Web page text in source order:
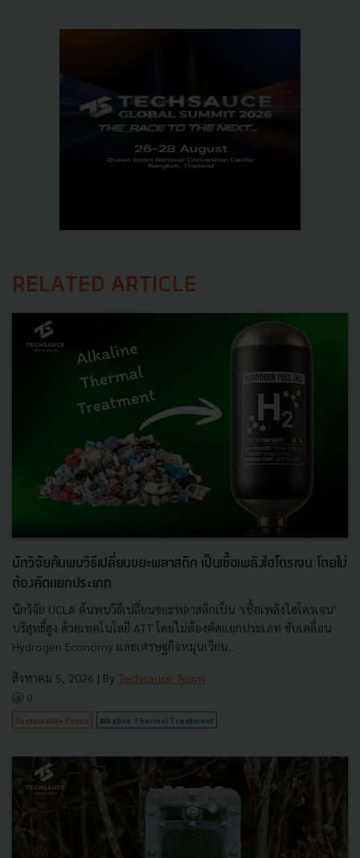
RELATED ARTICLE
นักวิจัยค้นพบวิธีเปลี่ยนขยะพลาสติก เป็นเชื้อเพลิงไฮโดรเจน โดยไม่
ต้องคัดแยกประเภท
นักวิจัย UCLA ค้นพบวิธีเปลี่ยนขยะพลาสติกเป็น ‘เชื้อเพลิงไฮโดรเจน’
บริสุทธิ์สูง ด้วยเทคโนโลยี ATT โดยไม่ต้องคัดแยกประเภท ขับเคลื่อน
Hydrogen Economy และเศรษฐกิจหมุนเวียน...
สิงหาคม 5, 2026 | By Techsauce Team
0
Sustainable Focus Alkaline Thermal Treatment